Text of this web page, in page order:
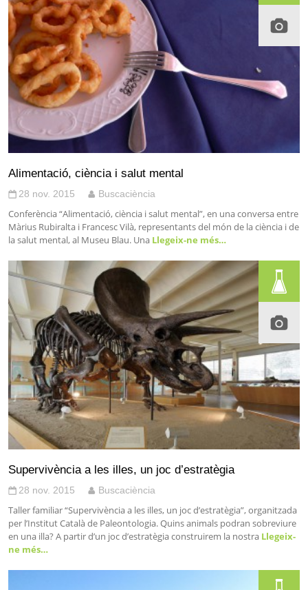
Alimentació, ciència i salut mental
28 nov. 2015 Buscaciència
Conferència “Alimentació, ciència i salut mental”, en una conversa entre
Màrius Rubiralta i Francesc Vilà, representants del món de la ciència i de
la salut mental, al Museu Blau. Una Llegeix-ne més…
Supervivència a les illes, un joc d’estratègia
28 nov. 2015 Buscaciència
Taller familiar “Supervivència a les illes, un joc d’estratègia”, organitzada
per l’Institut Català de Paleontologia. Quins animals podran sobreviure
en una illa? A partir d’un joc d’estratègia construirem la nostra Llegeix-
ne més…